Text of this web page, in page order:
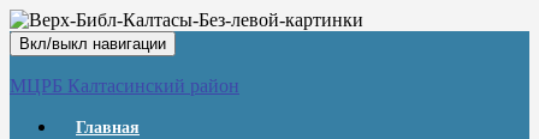
Вкл/выкл навигации
МЦРБ Калтасинский район
Главная